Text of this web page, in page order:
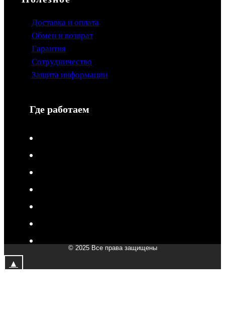
Доставка и оплата
Обмен и возврат
Гарантия
Сотрудничество
Защита информации
Где работаем
© 2025 Все права защищены
▲